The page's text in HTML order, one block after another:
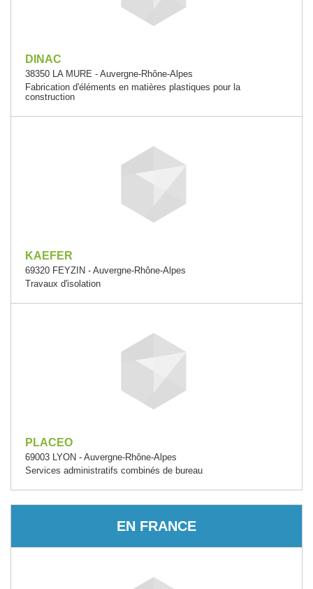
DINAC
38350 LA MURE - Auvergne-Rhône-Alpes
Fabrication d'éléments en matières plastiques pour la
construction
KAEFER
69320 FEYZIN - Auvergne-Rhône-Alpes
Travaux d'isolation
PLACEO
69003 LYON - Auvergne-Rhône-Alpes
Services administratifs combinés de bureau
EN FRANCE